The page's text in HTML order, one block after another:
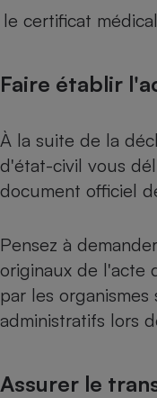
le certificat
Faire établir
À la suite de la
d'état-civil vous
document officiel
Pensez à
originaux de l'acte
par les organismes
administratifs lors
Assurer le